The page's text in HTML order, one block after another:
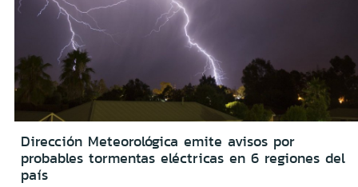
Dirección Meteorológica emite avisos por
probables tormentas eléctricas en 6 regiones del
país